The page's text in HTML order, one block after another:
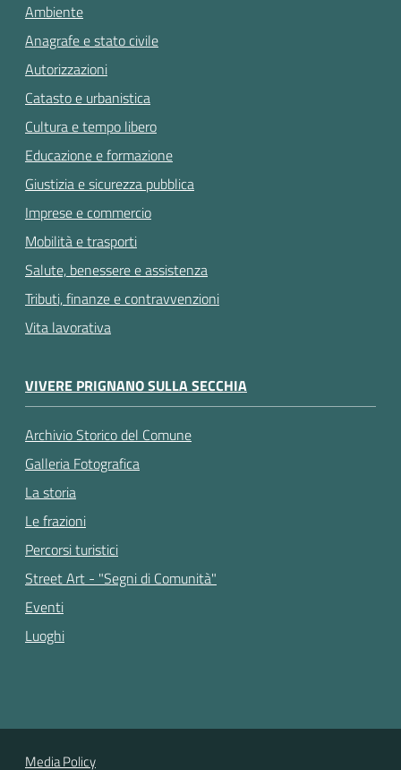
Ambiente
Anagrafe e stato civile
Autorizzazioni
Catasto e urbanistica
Cultura e tempo libero
Educazione e formazione
Giustizia e sicurezza pubblica
Imprese e commercio
Mobilità e trasporti
Salute, benessere e assistenza
Tributi, finanze e contravvenzioni
Vita lavorativa
VIVERE PRIGNANO SULLA SECCHIA
Archivio Storico del Comune
Galleria Fotografica
La storia
Le frazioni
Percorsi turistici
Street Art - "Segni di Comunità"
Eventi
Luoghi
Media Policy